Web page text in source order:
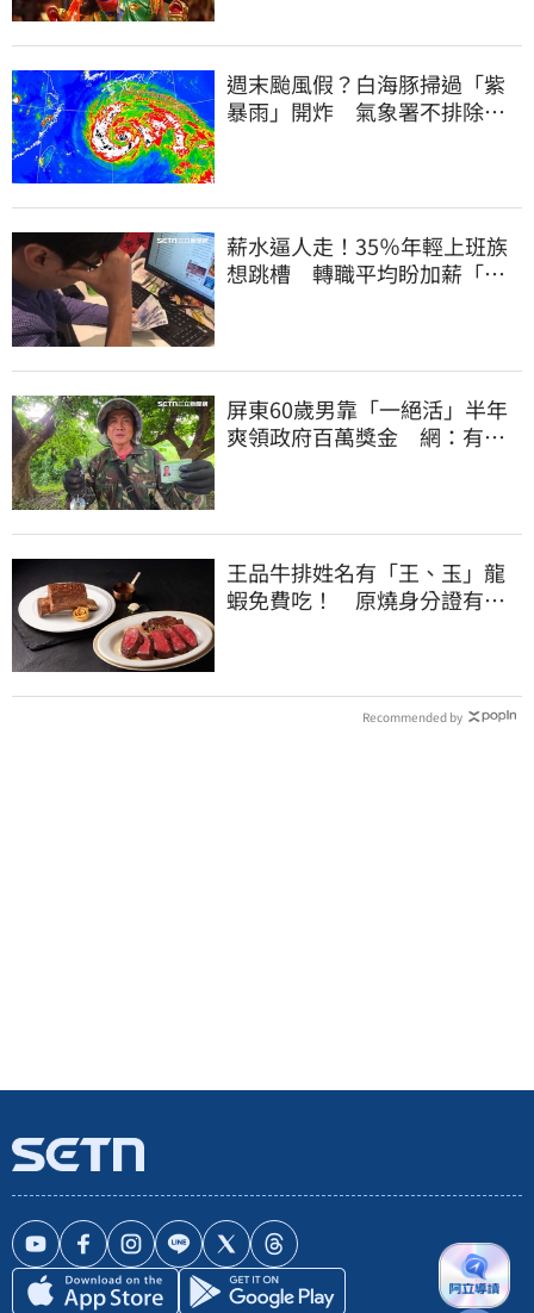
週末颱風假？白海豚掃過「紫
暴雨」開炸 氣象署不排除發
薪水逼人走！35％年輕上班族
想跳槽 轉職平均盼加薪「破
屏東60歲男靠「一絕活」半年
爽領政府百萬獎金 網：有人
王品牛排姓名有「王、玉」龍
蝦免費吃！ 原燒身分證有
Recommended by